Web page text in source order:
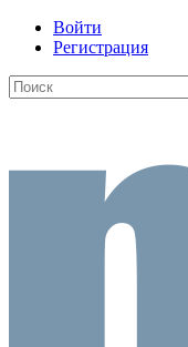
Войти
Регистрация